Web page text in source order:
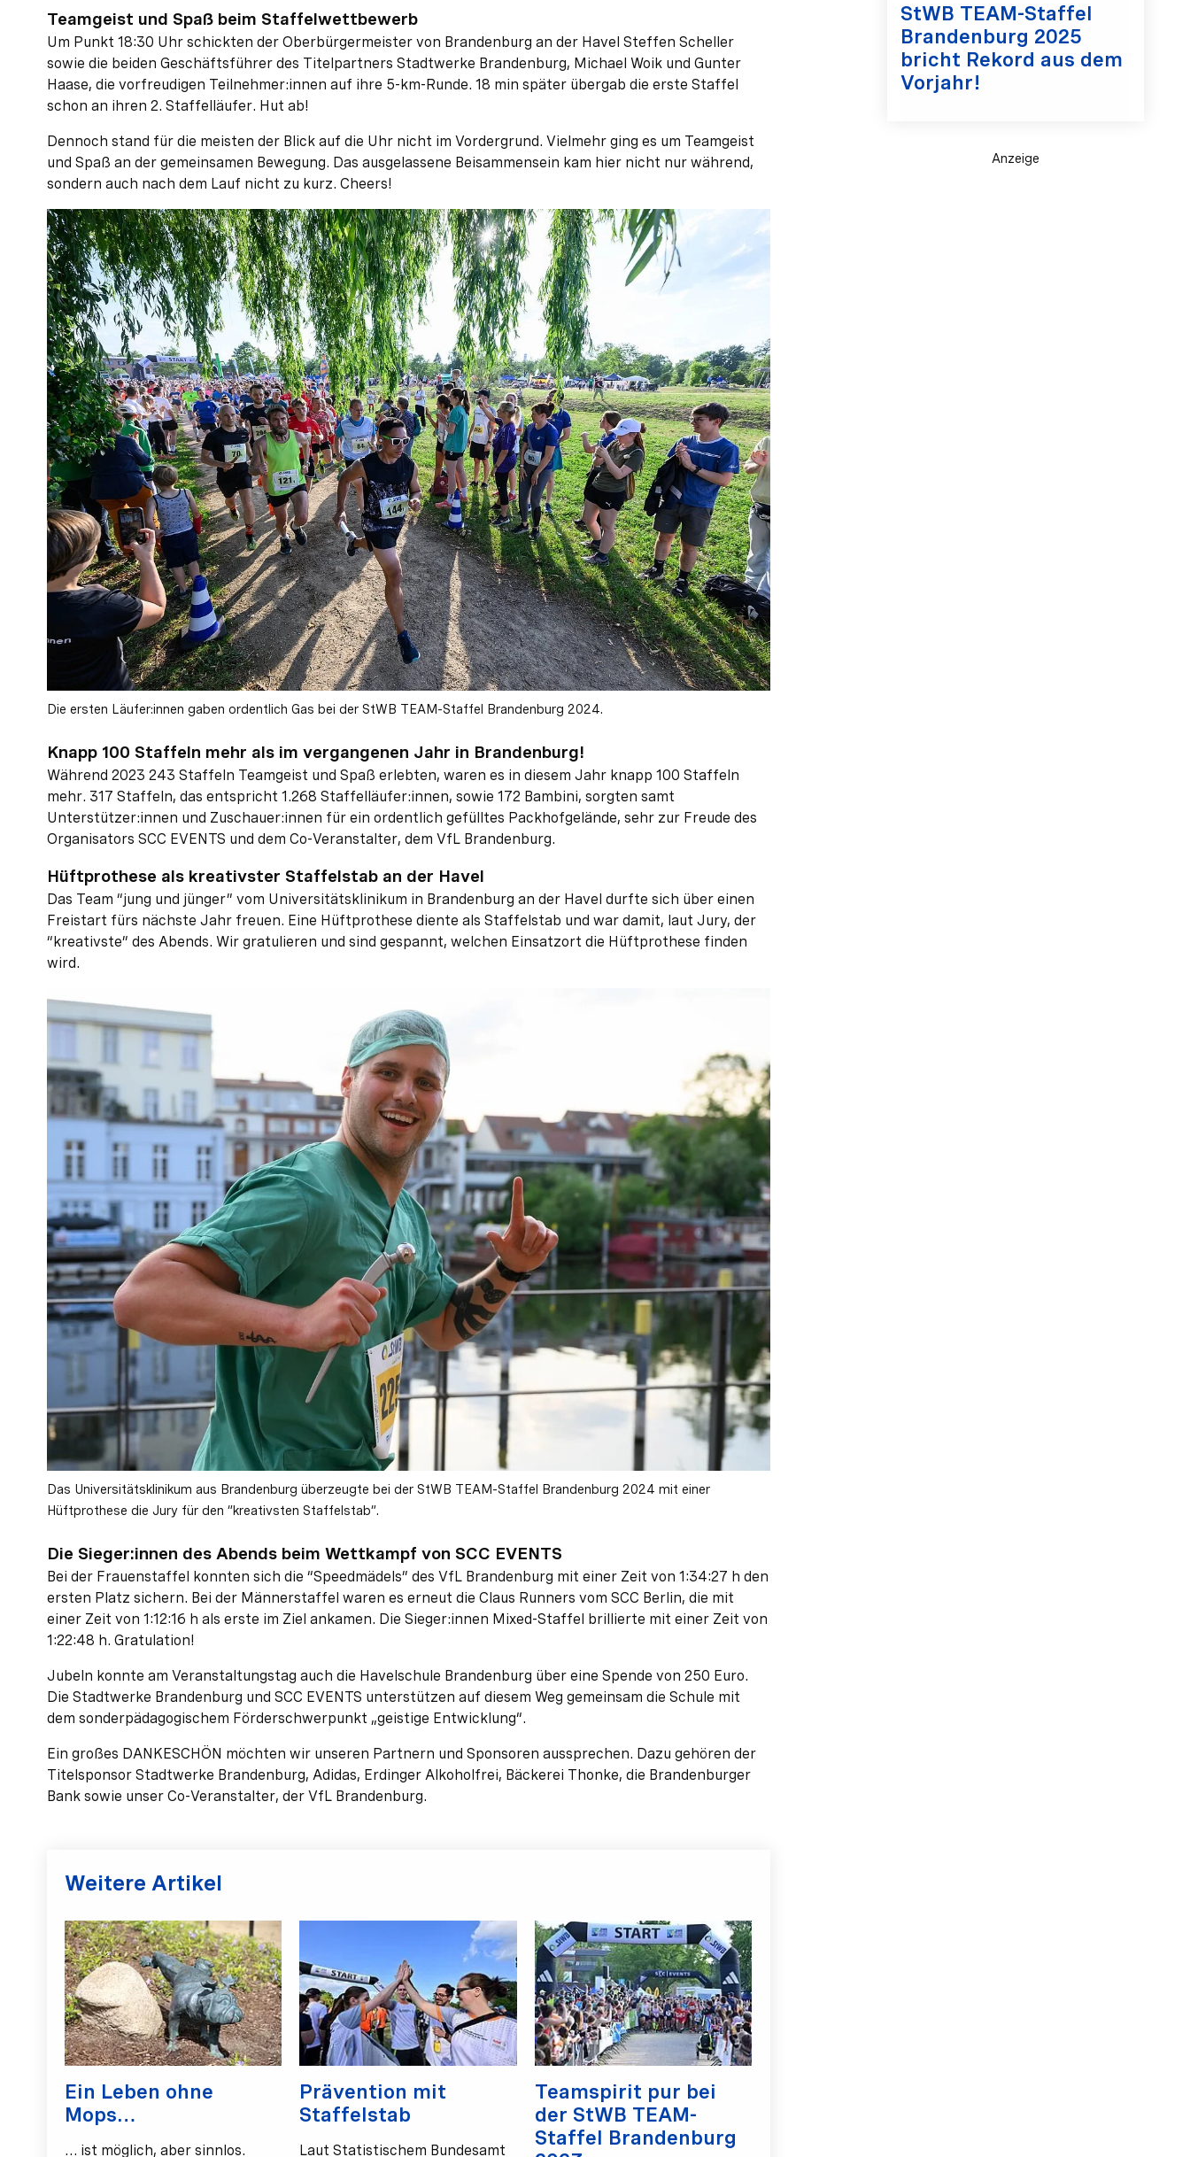
Teamgeist und Spaß beim Staffelwettbewerb
Um Punkt 18:30 Uhr schickten der Oberbürgermeister von Brandenburg an der Havel Steffen Scheller
sowie die beiden Geschäftsführer des Titelpartners Stadtwerke Brandenburg, Michael Woik und Gunter
Haase, die vorfreudigen Teilnehmer:innen auf ihre 5-km-Runde. 18 min später übergab die erste Staffel
schon an ihren 2. Staffelläufer. Hut ab!
Dennoch stand für die meisten der Blick auf die Uhr nicht im Vordergrund. Vielmehr ging es um Teamgeist
und Spaß an der gemeinsamen Bewegung. Das ausgelassene Beisammensein kam hier nicht nur während,
sondern auch nach dem Lauf nicht zu kurz. Cheers!
Die ersten Läufer:innen gaben ordentlich Gas bei der StWB TEAM-Staffel Brandenburg 2024.
Knapp 100 Staffeln mehr als im vergangenen Jahr in Brandenburg!
Während 2023 243 Staffeln Teamgeist und Spaß erlebten, waren es in diesem Jahr knapp 100 Staffeln
mehr. 317 Staffeln, das entspricht 1.268 Staffelläufer:innen, sowie 172 Bambini, sorgten samt
Unterstützer:innen und Zuschauer:innen für ein ordentlich gefülltes Packhofgelände, sehr zur Freude des
Organisators SCC EVENTS und dem Co-Veranstalter, dem VfL Brandenburg.
Hüftprothese als kreativster Staffelstab an der Havel
Das Team “jung und jünger” vom Universitätsklinikum in Brandenburg an der Havel durfte sich über einen
Freistart fürs nächste Jahr freuen. Eine Hüftprothese diente als Staffelstab und war damit, laut Jury, der
“kreativste” des Abends. Wir gratulieren und sind gespannt, welchen Einsatzort die Hüftprothese finden
wird.
Das Universitätsklinikum aus Brandenburg überzeugte bei der StWB TEAM-Staffel Brandenburg 2024 mit einer
Hüftprothese die Jury für den “kreativsten Staffelstab”.
Die Sieger:innen des Abends beim Wettkampf von SCC EVENTS
Bei der Frauenstaffel konnten sich die “Speedmädels” des VfL Brandenburg mit einer Zeit von 1:34:27 h den
ersten Platz sichern. Bei der Männerstaffel waren es erneut die Claus Runners vom SCC Berlin, die mit
einer Zeit von 1:12:16 h als erste im Ziel ankamen. Die Sieger:innen Mixed-Staffel brillierte mit einer Zeit von
1:22:48 h. Gratulation!
Jubeln konnte am Veranstaltungstag auch die Havelschule Brandenburg über eine Spende von 250 Euro.
Die Stadtwerke Brandenburg und SCC EVENTS unterstützen auf diesem Weg gemeinsam die Schule mit
dem sonderpädagogischem Förderschwerpunkt „geistige Entwicklung“.
Ein großes DANKESCHÖN möchten wir unseren Partnern und Sponsoren aussprechen. Dazu gehören der
Titelsponsor Stadtwerke Brandenburg, Adidas, Erdinger Alkoholfrei, Bäckerei Thonke, die Brandenburger
Bank sowie unser Co-Veranstalter, der VfL Brandenburg.
Weitere Artikel
Ein Leben ohne
Mops…
… ist möglich, aber sinnlos.
Prävention mit
Staffelstab
Laut Statistischem Bundesamt
Teamspirit pur bei
der StWB TEAM-
Staffel Brandenburg
StWB TEAM-Staffel
Brandenburg 2025
bricht Rekord aus dem
Vorjahr!
Anzeige